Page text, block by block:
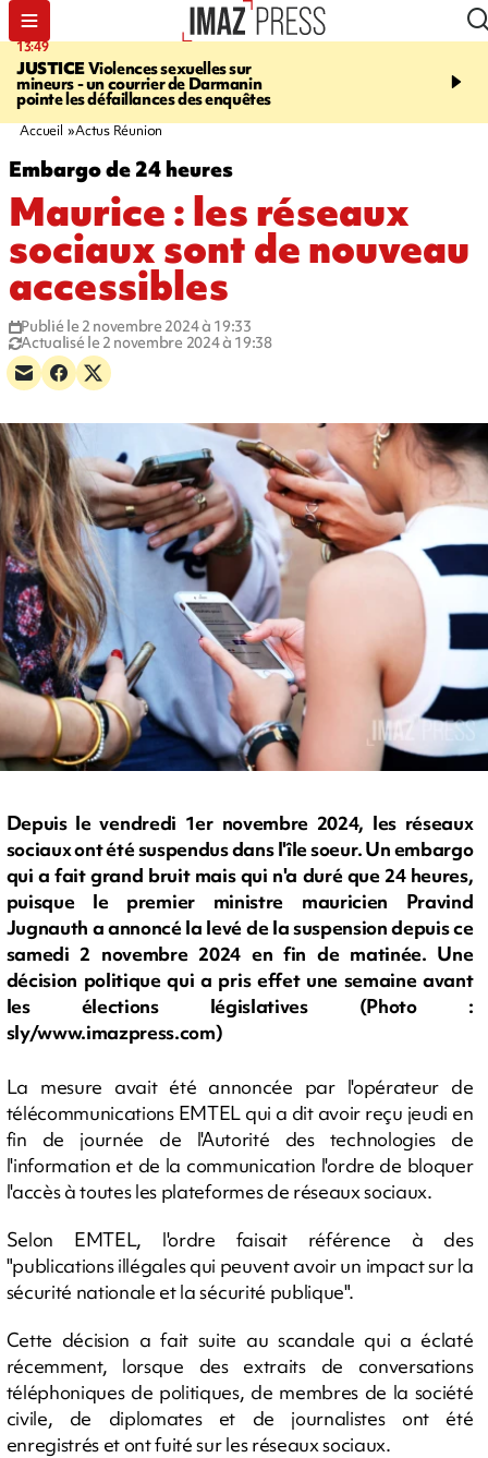
13:49
JUSTICEViolences sexuelles sur
mineurs - un courrier de Darmanin
pointe les défaillances des enquêtes
17:59
Corniche - la route du
Accueil Actus Réunion
Embargo de 24 heures
Maurice : les réseaux
sociaux sont de nouveau
accessibles
Publié le 2 novembre 2024 à 19:33
Actualisé le 2 novembre 2024 à 19:38
Depuis le vendredi 1er novembre 2024, les réseaux
sociaux ont été suspendus dans l'île soeur. Un embargo
qui a fait grand bruit mais qui n'a duré que 24 heures,
puisque le premier ministre mauricien Pravind
Jugnauth a annoncé la levé de la suspension depuis ce
samedi 2 novembre 2024 en fin de matinée. Une
décision politique qui a pris effet une semaine avant
les élections législatives (Photo :
sly/www.imazpress.com)
La mesure avait été annoncée par l'opérateur de
télécommunications EMTEL qui a dit avoir reçu jeudi en
fin de journée de l'Autorité des technologies de
l'information et de la communication l'ordre de bloquer
l'accès à toutes les plateformes de réseaux sociaux.
Selon EMTEL, l'ordre faisait référence à des
"publications illégales qui peuvent avoir un impact sur la
sécurité nationale et la sécurité publique".
Cette décision a fait suite au scandale qui a éclaté
récemment, lorsque des extraits de conversations
téléphoniques de politiques, de membres de la société
civile, de diplomates et de journalistes ont été
enregistrés et ont fuité sur les réseaux sociaux.